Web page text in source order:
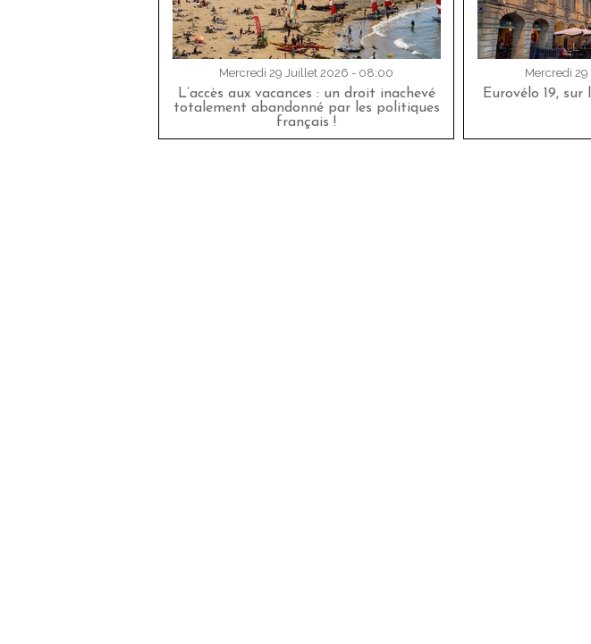
Mercredi 29 Juillet 2026 - 08:00
L’accès aux vacances : un droit inachevé
totalement abandonné par les politiques
français !
Mercredi
Eurovélo 19, sur